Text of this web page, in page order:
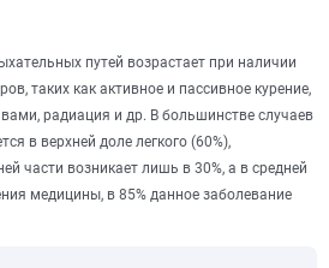
путей возрастает при наличии
таких как активное и пассивное курение,
радиация и др. В большинстве случаев
в верхней доле легкого (60%),
части возникает лишь в 30%, а в средней
медицины, в 85% данное заболевание